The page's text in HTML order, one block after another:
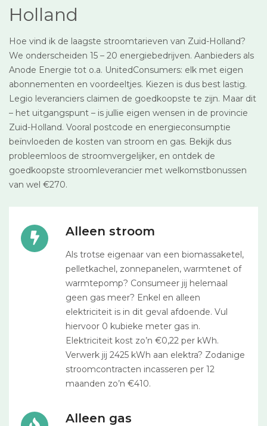
Holland
Hoe vind ik de laagste stroomtarieven van Zuid-Holland?
We onderscheiden 15 – 20 energiebedrijven. Aanbieders als
Anode Energie tot o.a. UnitedConsumers: elk met eigen
abonnementen en voordeeltjes. Kiezen is dus best lastig.
Legio leveranciers claimen de goedkoopste te zijn. Maar dit
– het uitgangspunt – is jullie eigen wensen in de provincie
Zuid-Holland. Vooral postcode en energieconsumptie
beïnvloeden de kosten van stroom en gas. Bekijk dus
probleemloos de stroomvergelijker, en ontdek de
goedkoopste stroomleverancier met welkomstbonussen
van wel €270.
Alleen stroom
Als trotse eigenaar van een biomassaketel,
pelletkachel, zonnepanelen, warmtenet of
warmtepomp? Consumeer jij helemaal
geen gas meer? Enkel en alleen
elektriciteit is in dit geval afdoende. Vul
hiervoor 0 kubieke meter gas in.
Elektriciteit kost zo’n €0,22 per kWh.
Verwerk jij 2425 kWh aan elektra? Zodanige
stroomcontracten incasseren per 12
maanden zo’n €410.
Alleen gas